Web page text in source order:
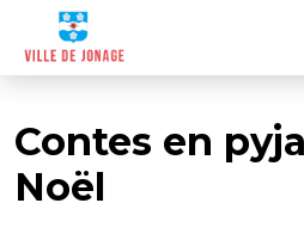
Contes en
Noël